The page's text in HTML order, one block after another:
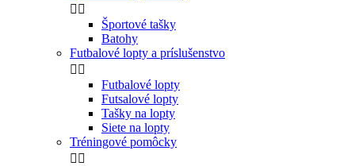
 
Športové tašky
Batohy
Futbalové lopty a príslušenstvo
 
Futbalové lopty
Futsalové lopty
Tašky na lopty
Siete na lopty
Tréningové pomôcky
 